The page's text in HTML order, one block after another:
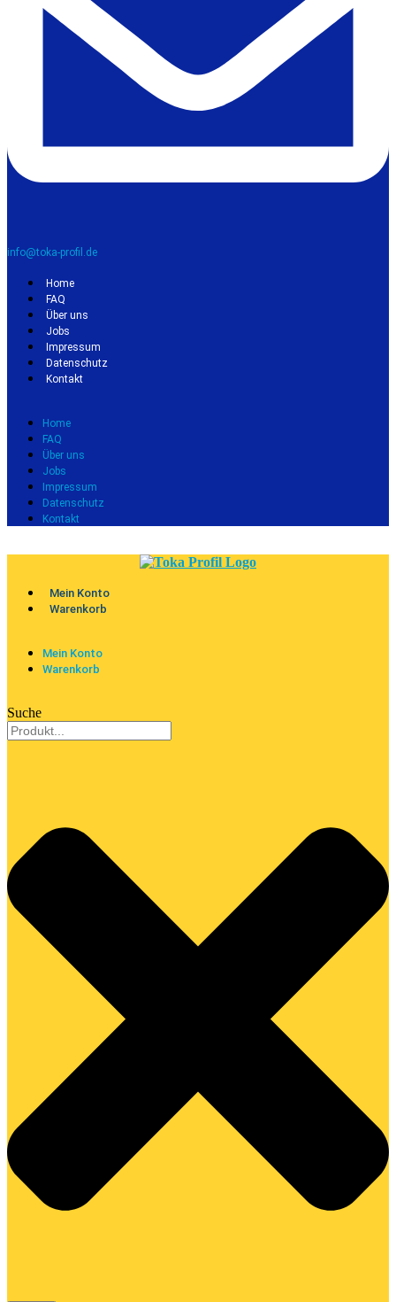
info@toka-profil.de
Home
FAQ
Über uns
Jobs
Impressum
Datenschutz
Kontakt
Home
FAQ
Über uns
Jobs
Impressum
Datenschutz
Kontakt
Mein Konto
Warenkorb
Mein Konto
Warenkorb
Suche